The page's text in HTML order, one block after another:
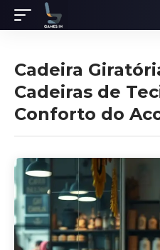
Cadeira
Cadeiras de
Conforto do